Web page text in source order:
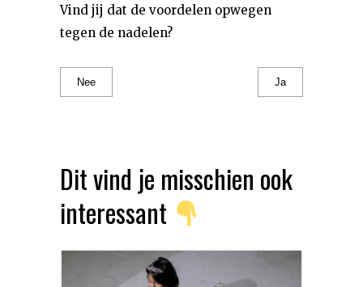
Vind jij dat de voordelen opwegen
tegen de nadelen?
Nee Ja
Dit vind je misschien ook
interessant